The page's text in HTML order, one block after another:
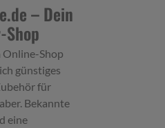
– Dein
Online-Shop
günstiges
für
Bekannte
eine